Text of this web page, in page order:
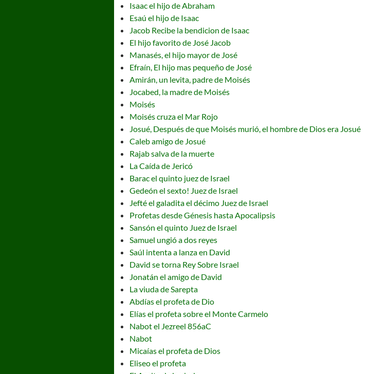
Isaac el hijo de Abraham
Esaú el hijo de Isaac
Jacob Recibe la bendicion de Isaac
El hijo favorito de José Jacob
Manasés, el hijo mayor de José
Efraín, El hijo mas pequeño de José
Amirán, un levita, padre de Moisés
Jocabed, la madre de Moisés
Moisés
Moisés cruza el Mar Rojo
Josué, Después de que Moisés murió, el hombre de Dios era Josué
Caleb amigo de Josué
Rajab salva de la muerte
La Caída de Jericó
Barac el quinto juez de Israel
Gedeón el sexto! Juez de Israel
Jefté el galadita el décimo Juez de Israel
Profetas desde Génesis hasta Apocalipsis
Sansón el quinto Juez de Israel
Samuel ungió a dos reyes
Saúl intenta a lanza en David
David se torna Rey Sobre Israel
Jonatán el amigo de David
La viuda de Sarepta
Abdías el profeta de Dio
Elías el profeta sobre el Monte Carmelo
Nabot el Jezreel 856aC
Nabot
Micaías el profeta de Dios
Eliseo el profeta